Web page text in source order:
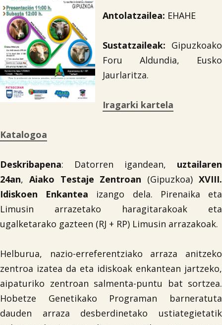
Antolatzailea: EHAHE
Sustatzaileak: Gipuzkoako
Foru Aldundia, Eusko
Jaurlaritza.
Iragarki kartela
Katalogoa
Deskribapena: Datorren igandean, uztailaren
24an, Aiako Testaje Zentroan (Gipuzkoa)XVIII.
Idiskoen Enkantea izango dela. Pirenaika eta
Limusin arrazetako haragitarakoak eta
ugalketarako gazteen (RJ + RP) Limusin arrazakoak.
Helburua, nazio-erreferentziako arraza anitzeko
zentroa izatea da eta idiskoak enkantean jartzeko,
aipaturiko zentroan salmenta-puntu bat sortzea.
Hobetze Genetikako Programan barneratuta
dauden arraza desberdinetako ustiategietatik